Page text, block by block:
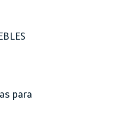
para